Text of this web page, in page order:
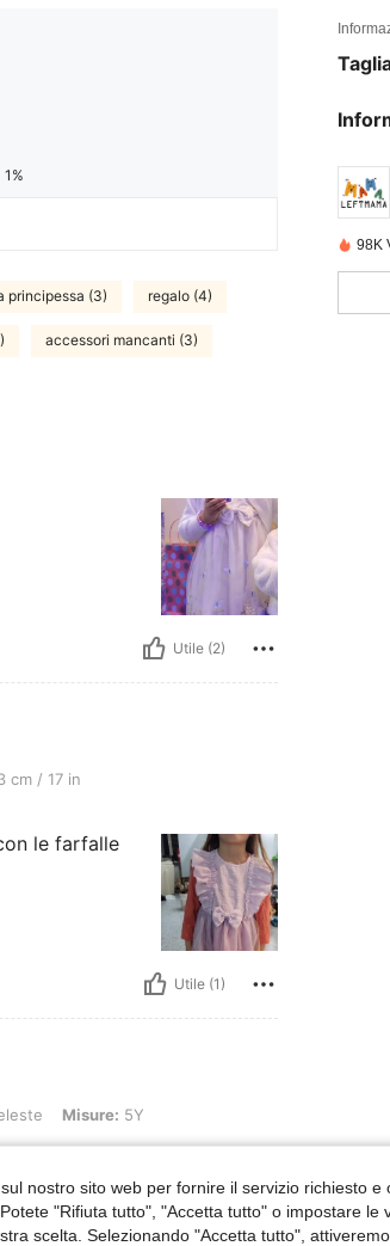
1%
principessa (3) regalo (4)
accessori mancanti (3)
Utile (2)
40 cm / 16 in, Busto: 40 cm / 16 in, Colore: Viola,
cm / 17 in
le farfalle
Utile (1)
Misure: 5Y
98K
nostro sito web per fornire il servizio richiesto e
"Rifiuta tutto", "Accetta tutto" o impostare le
scelta. Selezionando "Accetta tutto",